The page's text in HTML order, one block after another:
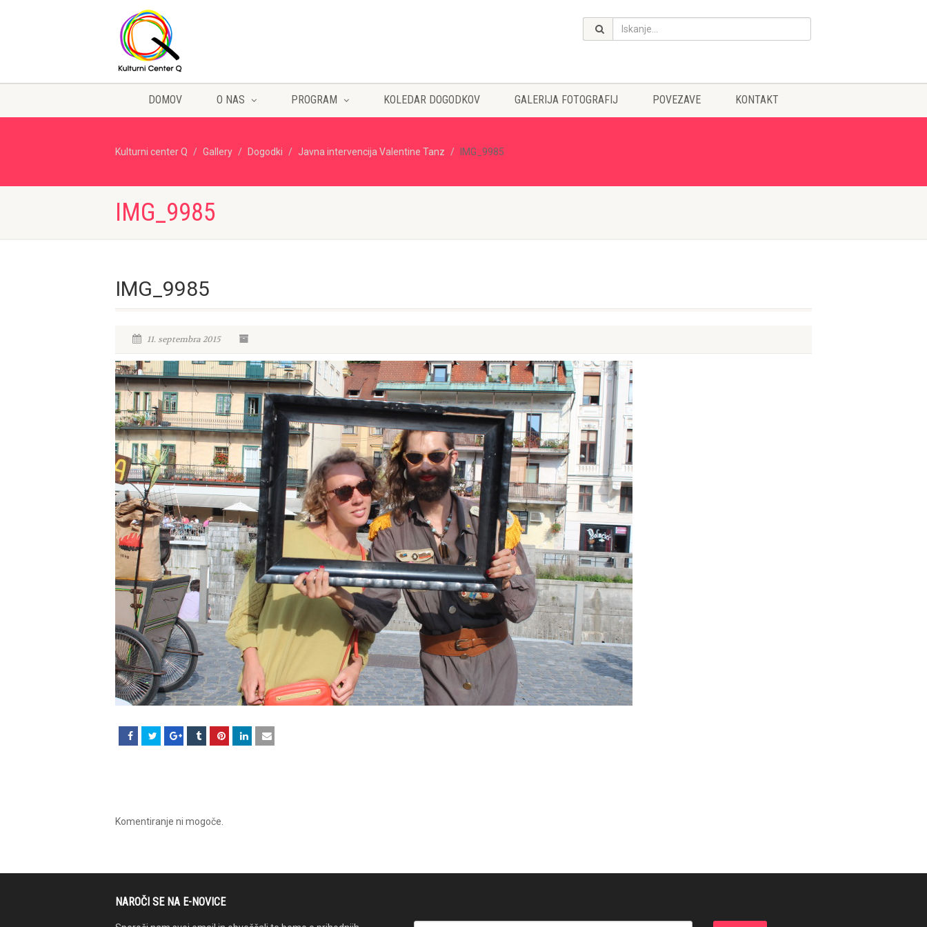
DOMOV O NAS PROGRAM KOLEDAR DOGODKOV GALERIJA FOTOGRAFIJ POVEZAVE KONTAKT
Kulturni center Q Gallery Dogodki Javna intervencija Valentine Tanz IMG_9985
IMG_9985
IMG_9985
11. septembra 2015
Komentiranje ni mogoče.
NAROČI SE NA E-NOVICE